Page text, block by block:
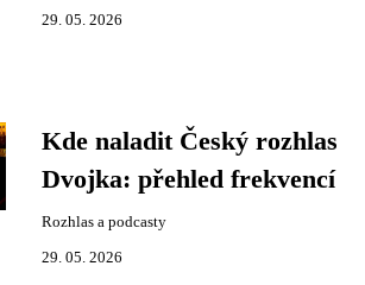
29. 05. 2026
Kde naladit Český rozhlas
Dvojka: přehled frekvencí
Rozhlas a podcasty
29. 05. 2026